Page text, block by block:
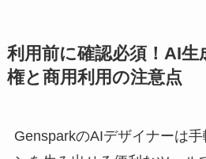
利用前に確認必須！AI
権と商用利用の注意点
GensparkのAIデザイナーは